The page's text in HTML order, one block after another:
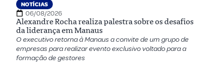
NOTÍCIAS
06/08/2026
Alexandre Rocha realiza palestra sobre os desafios
da liderança em Manaus
O executivo retorna à Manaus a convite de um grupo de
empresas para realizar evento exclusivo voltado para a
formação de gestores